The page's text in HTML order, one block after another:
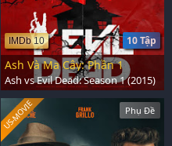
10 Tập
IMDb 10
Ash Và Ma Cây: Phần 1
Ash vs Evil Dead: Season 1 (2015)
Phụ Đề
US-MOVIE